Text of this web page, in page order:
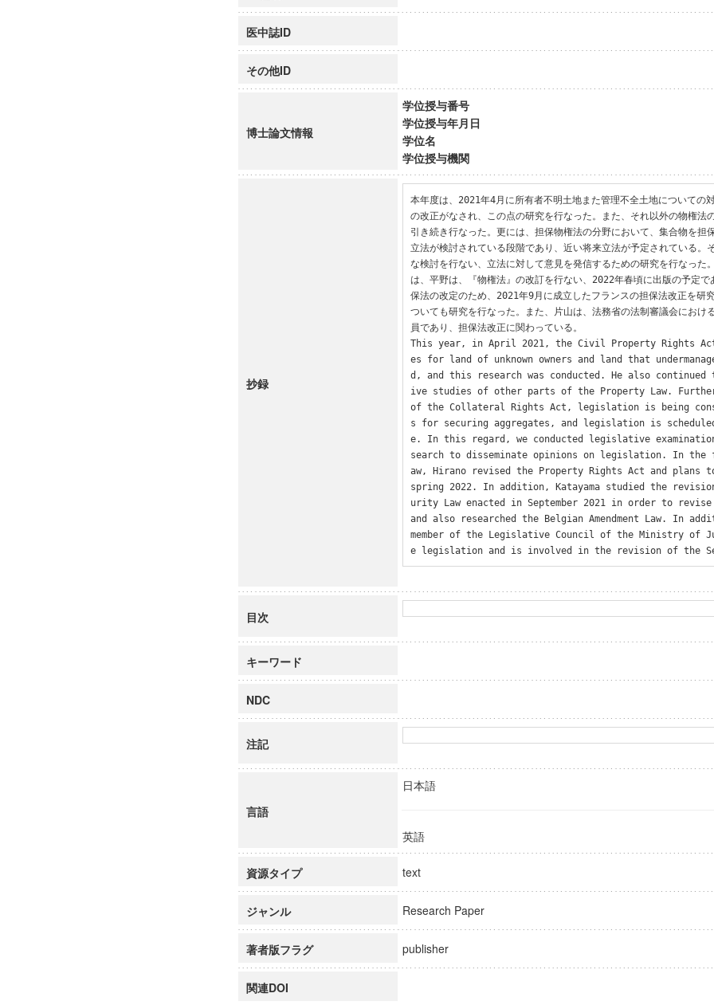
医中誌ID
その他ID
博士論文情報
学位授与番号
学位授与年月日
学位名
学位授与機関
抄録
本年度は、2021年4月に所有者不明土地また管理不全土地についての
の改正がなされ、この点の研究を行なった。また、それ以外の物権法
引き続き行なった。更には、担保物権法の分野において、集合物を担
立法が検討されている段階であり、近い将来立法が予定されている。
な検討を行ない、立法に対して意見を発信するための研究を行なった
は、平野は、『物権法』の改訂を行ない、2022年春頃に出版の予定
保法の改定のため、2021年9月に成立したフランスの担保法改正を研
ついても研究を行なった。また、片山は、法務省の法制審議会におけ
員であり、担保法改正に関わっている。
This year, in April 2021, the Civil Property Rights
es for land of unknown owners and land that
d, and this research was conducted. He also
ive studies of other parts of the Property Law.
of the Collateral Rights Act, legislation is being
s for securing aggregates, and legislation is
e. In this regard, we conducted legislative
search to disseminate opinions on legislation. In
aw, Hirano revised the Property Rights Act and plans
spring 2022. In addition, Katayama studied the
urity Law enacted in September 2021 in order to
and also researched the Belgian Amendment Law. In
member of the Legislative Council of the Ministry of
e legislation and is involved in the revision of the
目次
キーワード
NDC
注記
言語
日本語
英語
資源タイプ text
ジャンル Research Paper
著者版フラグ publisher
関連DOI